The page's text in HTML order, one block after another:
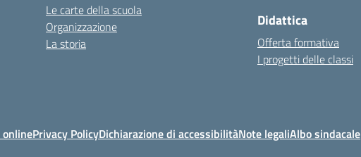
Le carte della scuola
Organizzazione
La storia
Didattica
Offerta formativa
I progetti delle classi
Privacy PolicyDichiarazione di accessibilitàNote legaliAlbo sindacale